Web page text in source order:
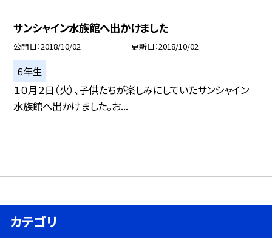
サンシャイン水族館へ出かけました
公開日 2018/10/02 更新日 2018/10/02
６年生
１０月２日（火）、子供たちが楽しみにしていたサンシャイン
水族館へ出かけました。お...
カテゴリ